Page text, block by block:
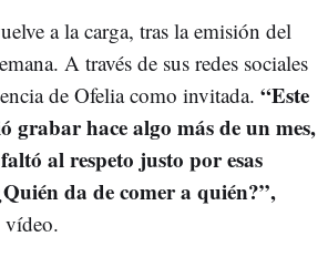
a la carga, tras la emisión del
A través de sus redes sociales
de Ofelia como invitada. “Este
grabar hace algo más de un mes,
al respeto justo por esas
da de comer a quién?”,
vídeo.